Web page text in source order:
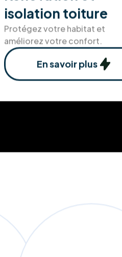
Rénovation et
isolation toiture
Protégez votre habitat et
améliorez votre confort.
En savoir plus